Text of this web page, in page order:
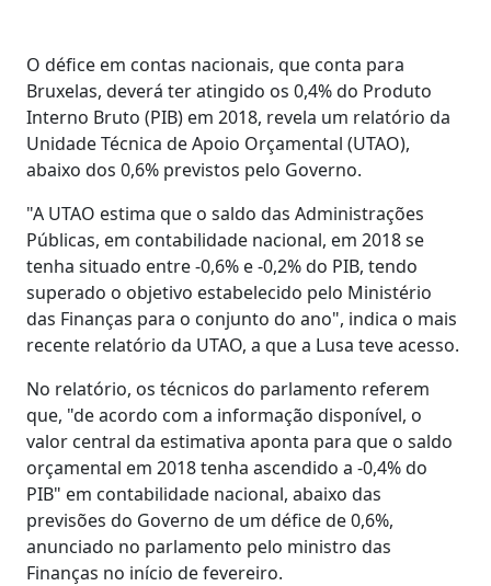
O défice em contas nacionais, que conta para
Bruxelas, deverá ter atingido os 0,4% do Produto
Interno Bruto (PIB) em 2018, revela um relatório da
Unidade Técnica de Apoio Orçamental (UTAO),
abaixo dos 0,6% previstos pelo Governo.
"A UTAO estima que o saldo das Administrações
Públicas, em contabilidade nacional, em 2018 se
tenha situado entre -0,6% e -0,2% do PIB, tendo
superado o objetivo estabelecido pelo Ministério
das Finanças para o conjunto do ano", indica o mais
recente relatório da UTAO, a que a Lusa teve acesso.
No relatório, os técnicos do parlamento referem
que, "de acordo com a informação disponível, o
valor central da estimativa aponta para que o saldo
orçamental em 2018 tenha ascendido a -0,4% do
PIB" em contabilidade nacional, abaixo das
previsões do Governo de um défice de 0,6%,
anunciado no parlamento pelo ministro das
Finanças no início de fevereiro.